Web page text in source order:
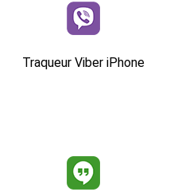
Traqueur Viber iPhone